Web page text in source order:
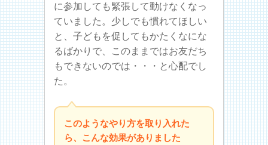
に参加しても緊張して動けなくなっ
ていました。少しでも慣れてほしい
と、子どもを促してもかたくなにな
るばかりで、このままではお友だち
もできないのでは・・・と心配でし
た。
このようなやり方を取り入れた
ら、こんな効果がありました